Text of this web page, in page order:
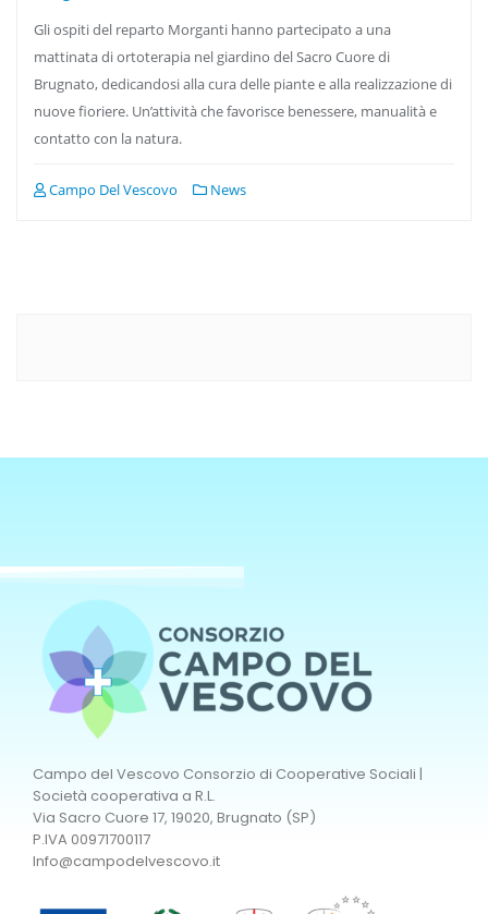
Gli ospiti del reparto Morganti hanno partecipato a una
mattinata di ortoterapia nel giardino del Sacro Cuore di
Brugnato, dedicandosi alla cura delle piante e alla realizzazione di
nuove fioriere. Un’attività che favorisce benessere, manualità e
contatto con la natura.
Campo Del Vescovo News
Campo del Vescovo Consorzio di Cooperative Sociali |
Società cooperativa a R.L.
Via Sacro Cuore 17, 19020, Brugnato (SP)
P.IVA 00971700117
Info@campodelvescovo.it